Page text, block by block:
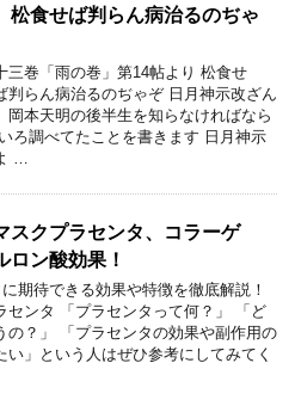
松食せば判らん病治るのぢゃ
三巻「雨の巻」第14帖より 松食せ
判らん病治るのぢゃぞ 日月神示改ざん
岡本天明の後半生を知らなければなら
ろ調べてたことを書きます 日月神示
…
スクプラセンタ、コラーゲ
ロン酸効果！
期待できる効果や特徴を徹底解説！
センタ 「プラセンタって何？」 「ど
の？」 「プラセンタの効果や副作用の
い」という人はぜひ参考にしてみてく